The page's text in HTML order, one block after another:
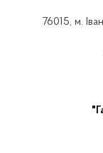
76015, м.